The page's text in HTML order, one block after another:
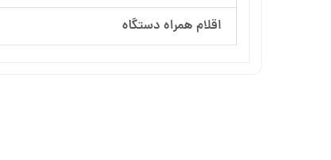
اقلام همراه دستگاه